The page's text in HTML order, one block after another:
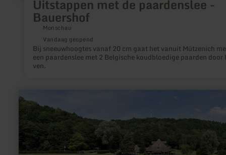
Uitstappen met de paardenslee -
Bauershof
Monschau
Vandaag geopend
Bij sneeuwhoogtes vanaf 20 cm gaat het vanuit Mützenich
een paardenslee met 2 Belgische koudbloedige paarden door
ven.
informatie
Riedener
Waldsee